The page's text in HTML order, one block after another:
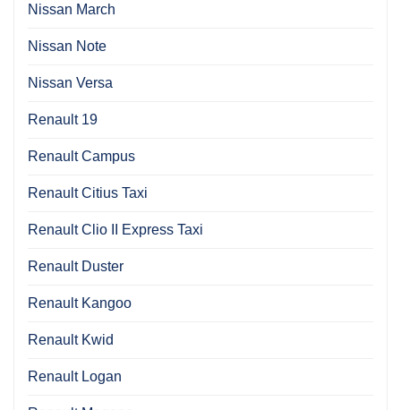
Nissan March
Nissan Note
Nissan Versa
Renault 19
Renault Campus
Renault Citius Taxi
Renault Clio II Express Taxi
Renault Duster
Renault Kangoo
Renault Kwid
Renault Logan